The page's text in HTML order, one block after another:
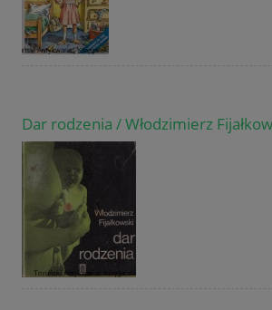
Dar rodzenia / Włodzimierz